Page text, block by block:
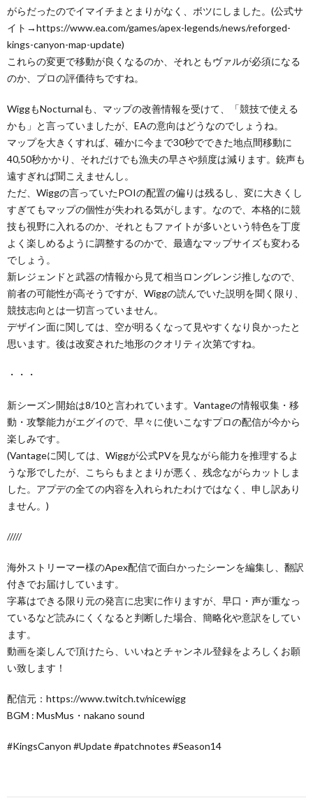
がらだったのでイマイチまとまりがなく、ボツにしました。(公式サ
イト→https://www.ea.com/games/apex-legends/news/reforged-
kings-canyon-map-update)
これらの変更で移動が良くなるのか、それともヴァルが必須になる
のか、プロの評価待ちですね。
WiggもNocturnalも、マップの改善情報を受けて、「競技で使える
かも」と言っていましたが、EAの意向はどうなのでしょうね。
マップを大きくすれば、確かに今まで30秒でできた地点間移動に
40,50秒かかり、それだけでも漁夫の早さや頻度は減ります。銃声も
遠すぎれば聞こえませんし。
ただ、Wiggの言っていたPOIの配置の偏りは残るし、変に大きくし
すぎてもマップの個性が失われる気がします。なので、本格的に競
技も視野に入れるのか、それともファイトが多いという特色を丁度
よく楽しめるように調整するのかで、最適なマップサイズも変わる
でしょう。
新レジェンドと武器の情報から見て相当ロングレンジ推しなので、
前者の可能性が高そうですが、Wiggの読んでいた説明を聞く限り、
競技志向とは一切言っていません。
デザイン面に関しては、空が明るくなって見やすくなり良かったと
思います。後は改変された地形のクオリティ次第ですね。
・・・
新シーズン開始は8/10と言われています。Vantageの情報収集・移
動・攻撃能力がエグイので、早々に使いこなすプロの配信が今から
楽しみです。
(Vantageに関しては、Wiggが公式PVを見ながら能力を推理するよ
うな形でしたが、こちらもまとまりが悪く、残念ながらカットしま
した。アプデの全ての内容を入れられたわけではなく、申し訳あり
ません。)
/////
海外ストリーマー様のApex配信で面白かったシーンを編集し、翻訳
付きでお届けしています。
字幕はできる限り元の発言に忠実に作りますが、早口・声が重なっ
ているなど読みにくくなると判断した場合、簡略化や意訳をしてい
ます。
動画を楽しんで頂けたら、いいねとチャンネル登録をよろしくお願
い致します！
配信元：https://www.twitch.tv/nicewigg
BGM : MusMus・nakano sound
#KingsCanyon #Update #patchnotes #Season14